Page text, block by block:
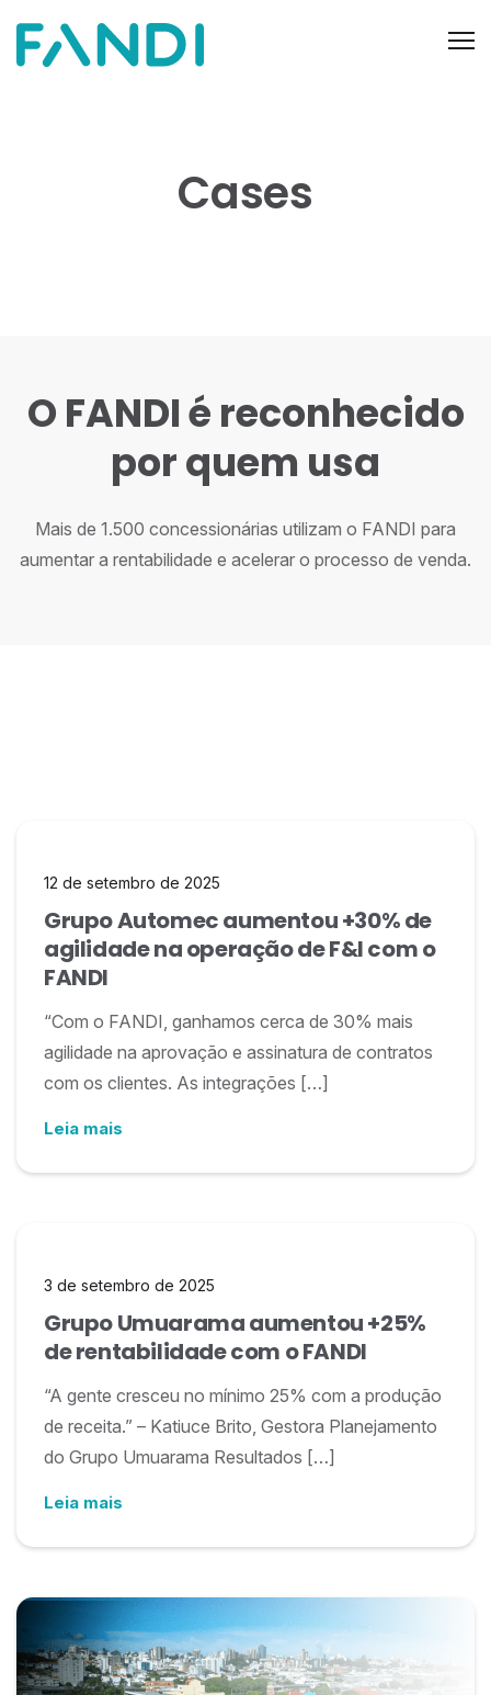
Cases
O FANDI é reconhecido
por quem usa
Mais de 1.500 concessionárias utilizam o FANDI para
aumentar a rentabilidade e acelerar o processo de venda.
12 de setembro de 2025
Grupo Automec aumentou +30% de
agilidade na operação de F&I com o
FANDI
“Com o FANDI, ganhamos cerca de 30% mais
agilidade na aprovação e assinatura de contratos
com os clientes. As integrações […]
Leia mais
3 de setembro de 2025
Grupo Umuarama aumentou +25%
de rentabilidade com o FANDI
“A gente cresceu no mínimo 25% com a produção
de receita.” – Katiuce Brito, Gestora Planejamento
do Grupo Umuarama Resultados […]
Leia mais